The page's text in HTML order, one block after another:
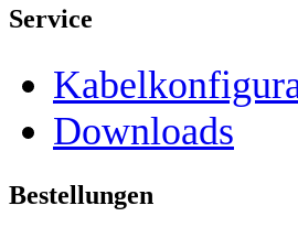
Service
Downloads
Bestellungen